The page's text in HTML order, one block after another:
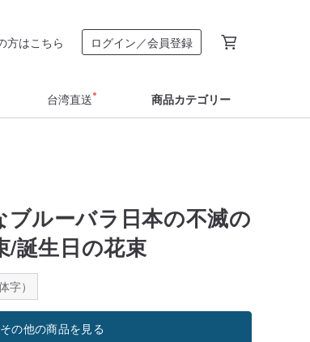
方はこちら ログイン／会員登録
台湾直送 商品カテゴリー
ブルーバラ日本の不滅の
/誕生日の花束
字）
その他の商品を見る